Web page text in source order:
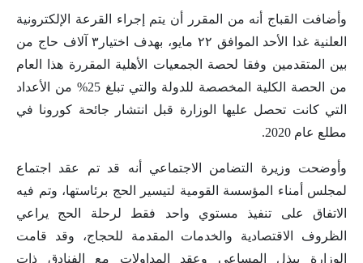
وأضافت القباج أنه من المقرر أن يتم إجراء القرعة الإلكترونية
العلنية غدا الأحد الموافق ٢٢ مايو، بهدف اختيار٣ آلاف حاج من
بين المتقدمين وفقا لحصة الجمعيات الأهلية المقررة هذا العام
من الحصة الكلية المخصصة للدولة والتي تبلغ 25% من الأعداد
التي كانت تحصل عليها الوزارة قبل انتشار جائحة كورونا في
مطلع عام 2020.
وأوضحت وزيرة التضامن الاجتماعي أنه قد تم عقد اجتماع
لمجلس أمناء المؤسسة القومية لتيسير الحج برئاستها، وتم فيه
الاتفاق على تنفيذ مستوي واحد فقط لرحلة الحج يراعي
الظروف الاقتصادية والخدمات المقدمة للحجاج، وقد قامت
الوزارة ببذل المساعي وعقد المداولات مع الفنادق ذات